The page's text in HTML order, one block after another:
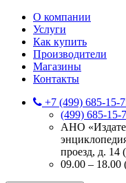
О компании
Услуги
Как купить
Производители
Магазины
Контакты
+7 (499) 685-15-
(499) 685-15-
АНО
проезд, д. 14
09.00 – 18.00